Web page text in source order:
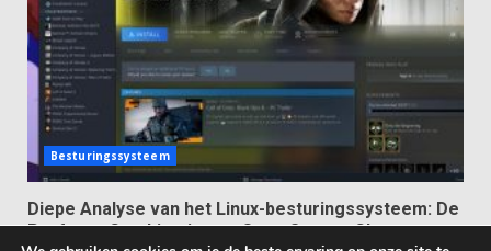
Besturingssysteem
Diepe Analyse van het Linux-besturingssysteem: De
Perfecte Combinatie van Open Source Charme en